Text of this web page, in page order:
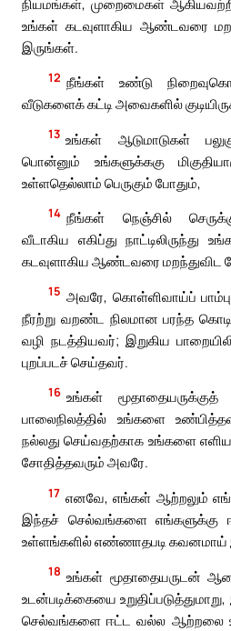
உங்கள் கடவுளாகிய ஆண்டவரை
இருங்கள்.
12 நீங்கள் உண்டு
வீடுகளைக் கட்டி அவைகளில்
13 உங்கள் ஆடுமாடுகள்
பொன்னும் உங்களுக்ககு
உள்ளதெல்லாம் பெருகும் போதும்,
14 நீங்கள் நெஞ்சில்
வீடாகிய எகிப்து நாட்டிலிருந்து
கடவுளாகிய ஆண்டவரை மறந்துவிட
15 அவரே, கொள்ளிவாய்ப்
நீரற்று வறண்ட நிலமான பரந்த
வழி நடத்தியவர்; இறுகிய
புறப்படச் செய்தவர்.
16 உங்கள் மூதாதையருக்குத்
பாலைநிலத்தில் உங்களை
நல்லது செய்வதற்காக உங்களை
சோதித்தவரும் அவரே.
17 எனவே, எங்கள் ஆற்றலும்
இந்தச் செல்வங்களை எங்களுக்கு
உள்ளங்களில் எண்ணாதபடி கவனமாய்
18 உங்கள் மூதாதையருடன்
உடன்படிக்கையை
செல்வங்களை ஈட்ட வல்ல ஆற்றலை